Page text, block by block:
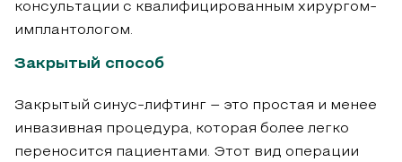
консультации с квалифицированным хирургом-
имплантологом.
Закрытый способ
Закрытый синус-лифтинг – это простая и менее
инвазивная процедура, которая более легко
переносится пациентами. Этот вид операции